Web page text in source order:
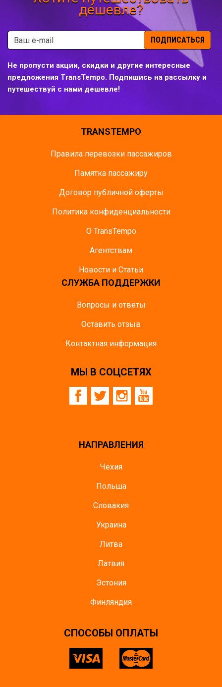
дешевле?
ПОДПИСАТЬСЯ
Не пропусти акции, скидки и другие интересные
предложения TransTempo. Подпишись на рассылку и
путешествуй с нами дешевле!
TRANSTEMPO
Правила перевозки пассажиров
Памятка пасcажиру
Договор публичной оферты
Политика конфиденциальности
О TransTempo
Агентствам
Новости и Статьи
СЛУЖБА ПОДДЕРЖКИ
Вопросы и ответы
Оставить отзыв
Контактная информация
МЫ В СОЦСЕТЯХ
НАПРАВЛЕНИЯ
Чехия
Польша
Словакия
Украина
Литва
Латвия
Эстония
Финляндия
CПОСОБЫ ОПЛАТЫ